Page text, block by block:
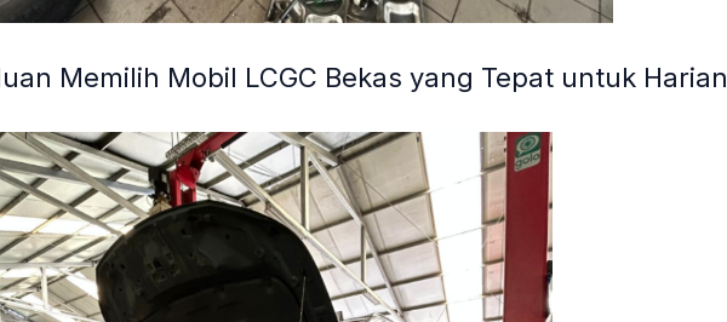
Memilih Mobil LCGC Bekas yang Tepat untuk Harian